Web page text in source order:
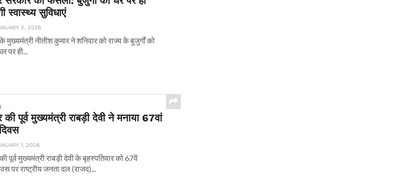
स्वास्थ्य सुविधाएं
3, 2026
के मुख्यमंत्री नीतीश कुमार ने शनिवार को राज्य के बुजुर्गों को
पर ही...
की पूर्व मुख्यमंत्री राबड़ी देवी ने मनाया 67वां
1, 2026
की पूर्व मुख्यमंत्री राबड़ी देवी के बृहस्पतिवार को 67वें
पर राष्ट्रीय जनता दल (राजद)...